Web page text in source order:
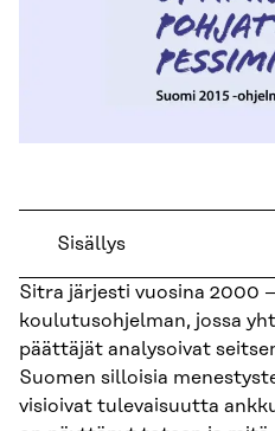
Sisällys
Sitra järjesti vuosina 2000
koulutusohjelman, jossa
päättäjät analysoivat
Suomen silloisia
visioivat tulevaisuutta